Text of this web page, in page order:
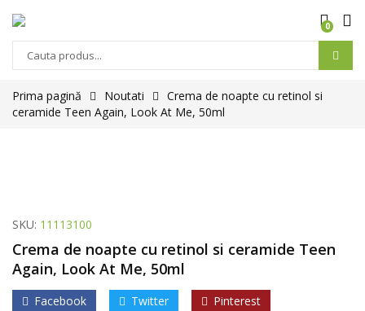
0
Prima pagină Noutati
Crema de noapte cu retinol si
ceramide Teen Again, Look At Me, 50ml
SKU: 11113100
Crema de noapte cu retinol si ceramide Teen
Again, Look At Me, 50ml
Facebook Twitter Pinterest